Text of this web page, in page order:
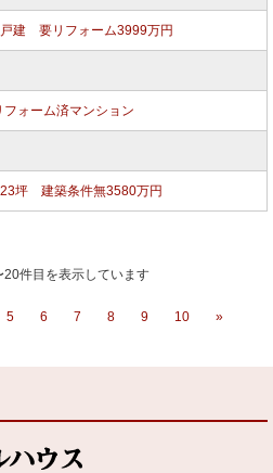
建 要リフォーム3999万円
ォーム済マンション
坪 建築条件無3580万円
件目を表示しています
5 6 7 8 9 10 »